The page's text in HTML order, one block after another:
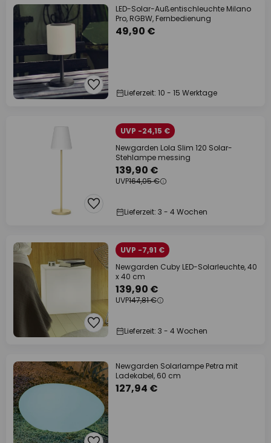
LED-Solar-Außentischleuchte Milano
Pro, RGBW, Fernbedienung
49,90 €
Lieferzeit: 10 - 15 Werktage
UVP -24,15 €
Newgarden Lola Slim 120 Solar-
Stehlampe messing
139,90 €
UVP164,05 €
Lieferzeit: 3 - 4 Wochen
UVP -7,91 €
Newgarden Cuby LED-Solarleuchte, 40
x 40 cm
139,90 €
UVP147,81 €
Lieferzeit: 3 - 4 Wochen
Newgarden Solarlampe Petra mit
Ladekabel, 60 cm
127,94 €